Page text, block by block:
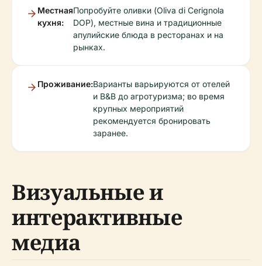
Местная
кухня:
Попробуйте оливки (Oliva di Cerignola
DOP), местные вина и традиционные
апулийские блюда в ресторанах и на
рынках.
Проживание:Варианты варьируются от отелей
и B&B до агротуризма; во время
крупных мероприятий
рекомендуется бронировать
заранее.
Визуальные и
интерактивные
медиа